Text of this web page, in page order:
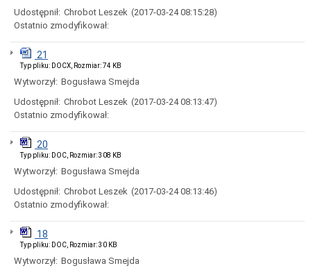
Rada
Miejska
2014
Rada
Miejska
2006-
Urząd
Miasta
Nadawanie
numeru
PESEL
obywatelom
Надання
PESEL
для
біженців
Udostępnił: Chrobot Leszek (2017-03-24 08:15:28)
Ostatnio zmodyfikował:
21
Typ pliku: DOCX, Rozmiar: 74 KB
Wytworzył: Bogusława Smejda
Udostępnił: Chrobot Leszek (2017-03-24 08:13:47)
Ostatnio zmodyfikował:
20
Typ pliku: DOC, Rozmiar: 308 KB
Wytworzył: Bogusława Smejda
Udostępnił: Chrobot Leszek (2017-03-24 08:13:46)
Ostatnio zmodyfikował:
18
Typ pliku: DOC, Rozmiar: 30 KB
Wytworzył: Bogusława Smejda